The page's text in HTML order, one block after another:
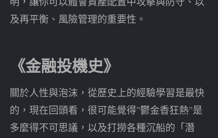
及再平衡、風險管理的重要性。
《金融投機史》
關於人性與泡沫，從歷史上的經驗學習是最快
的，現在回頭看，很可能覺得”鬱金香狂熱”是
多麼得不可思議，以及打撈各種沉船的「潛